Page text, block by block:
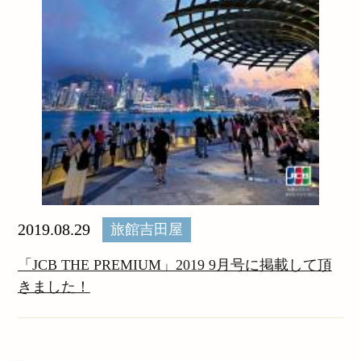
2019.08.29 旅館吉田屋
「JCB THE PREMIUM」2019 9月号に掲載して頂
きました！